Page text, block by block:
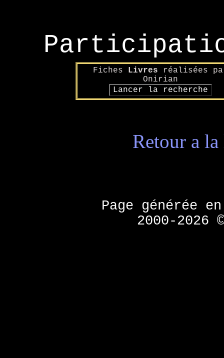
Fiches Livres réalisées
Onirian
Retour a la
Page générée
2000-2026